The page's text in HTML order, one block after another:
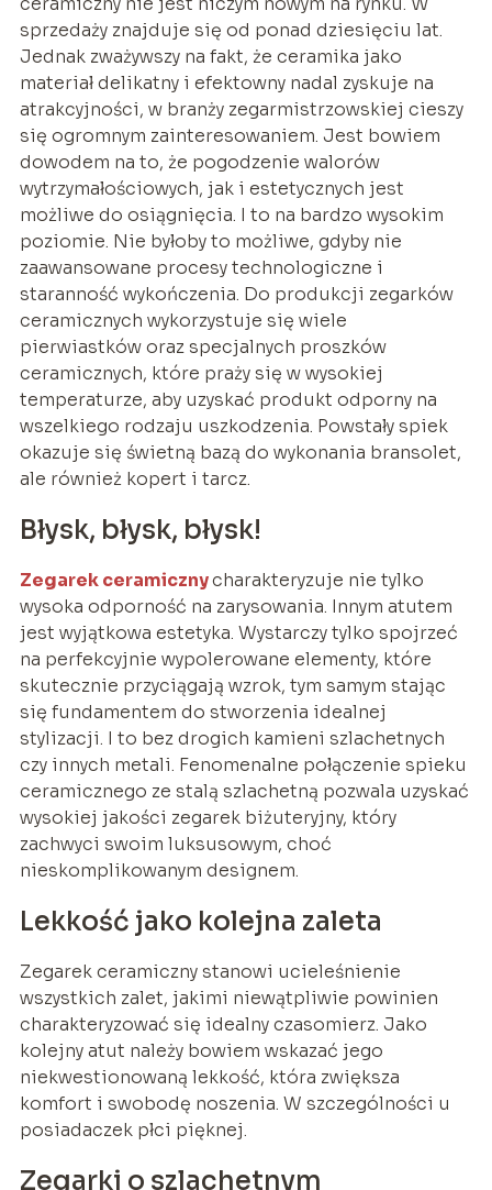
sprzedaży znajduje się od ponad dziesięciu lat.
Jednak zważywszy na fakt, że ceramika jako
materiał delikatny i efektowny nadal zyskuje na
atrakcyjności, w branży zegarmistrzowskiej cieszy
się ogromnym zainteresowaniem. Jest bowiem
dowodem na to, że pogodzenie walorów
wytrzymałościowych, jak i estetycznych jest
możliwe do osiągnięcia. I to na bardzo wysokim
poziomie. Nie byłoby to możliwe, gdyby nie
zaawansowane procesy technologiczne i
staranność wykończenia. Do produkcji zegarków
ceramicznych wykorzystuje się wiele
pierwiastków oraz specjalnych proszków
ceramicznych, które praży się w wysokiej
temperaturze, aby uzyskać produkt odporny na
wszelkiego rodzaju uszkodzenia. Powstały spiek
okazuje się świetną bazą do wykonania bransolet,
ale również kopert i tarcz.
Błysk, błysk, błysk!
Zegarek ceramicznycharakteryzuje nie tylko
wysoka odporność na zarysowania. Innym atutem
jest wyjątkowa estetyka. Wystarczy tylko spojrzeć
na perfekcyjnie wypolerowane elementy, które
skutecznie przyciągają wzrok, tym samym stając
się fundamentem do stworzenia idealnej
stylizacji. I to bez drogich kamieni szlachetnych
czy innych metali. Fenomenalne połączenie spieku
ceramicznego ze stalą szlachetną pozwala uzyskać
wysokiej jakości zegarek biżuteryjny, który
zachwyci swoim luksusowym, choć
nieskomplikowanym designem.
Lekkość jako kolejna zaleta
Zegarek ceramiczny stanowi ucieleśnienie
wszystkich zalet, jakimi niewątpliwie powinien
charakteryzować się idealny czasomierz. Jako
kolejny atut należy bowiem wskazać jego
niekwestionowaną lekkość, która zwiększa
komfort i swobodę noszenia. W szczególności u
posiadaczek płci pięknej.
Zegarki o szlachetnym